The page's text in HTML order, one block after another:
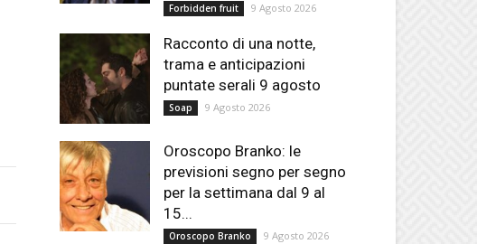
Forbidden fruit 9 Agosto 2026
Racconto di una notte,
trama e anticipazioni
puntate serali 9 agosto
Soap 9 Agosto 2026
Oroscopo Branko: le
previsioni segno per segno
per la settimana dal 9 al
15...
Oroscopo Branko 9 Agosto 2026